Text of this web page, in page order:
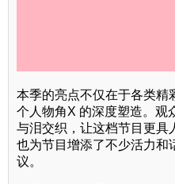
本季的亮点不仅在于各类精
个人物角X 的深度塑造。观
与泪交织，让这档节目更具
也为节目增添了不少活力和
议。